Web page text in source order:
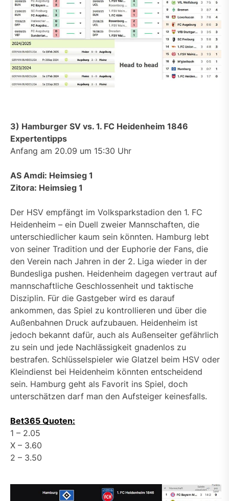
3) Hamburger SV vs. 1. FC Heidenheim 1846
Expertentipps
Anfang am 20.09 um 15:30 Uhr
AS Amdi: Heimsieg 1
Zitora: Heimsieg 1
Der HSV empfängt im Volksparkstadion den 1. FC
Heidenheim – ein Duell zweier Mannschaften, die
unterschiedlicher kaum sein könnten. Hamburg lebt
von seiner Tradition und der Euphorie der Fans, die
den Verein nach Jahren in der 2. Liga wieder in der
Bundesliga pushen. Heidenheim dagegen vertraut auf
mannschaftliche Geschlossenheit und taktische
Disziplin. Für die Gastgeber wird es darauf
ankommen, das Spiel zu kontrollieren und über die
Außenbahnen Druck aufzubauen. Heidenheim ist
jedoch bekannt dafür, auch als Außenseiter gefährlich
zu sein und jede Nachlässigkeit gnadenlos zu
bestrafen. Schlüsselspieler wie Glatzel beim HSV oder
Kleindienst bei Heidenheim könnten entscheidend
sein. Hamburg geht als Favorit ins Spiel, doch
unterschätzen darf man den Aufsteiger keinesfalls.
Bet365 Quoten:
1 – 2.05
X – 3.60
2 – 3.50